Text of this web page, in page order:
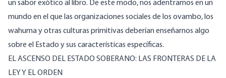
un sabor exótico al libro. De este modo, nos adentramos en un
mundo en el que las organizaciones sociales de los ovambo, los
wahuma y otras culturas primitivas deberían enseñarnos algo
sobre el Estado y sus características específicas.
EL ASCENSO DEL ESTADO SOBERANO: LAS FRONTERAS DE LA
LEY Y EL ORDEN